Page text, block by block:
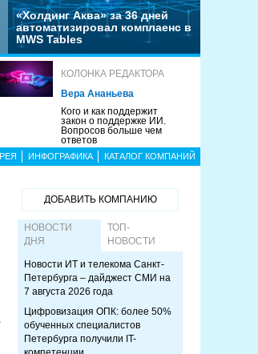
«Холдинг Аква» за 36 дней
автоматизировал комплаенс в
MWS Tables
КОЛОНКА РЕДАКТОРА
Вера Ананьева
Кого и как поддержит
закон о поддержке ИИ.
Вопросов больше чем
ответов
ИНФОГРАФИКА КАТАЛОГ КОМПАНИЙ
ДОБАВИТЬ КОМПАНИЮ
НОВОСТИ
ДНЯ
ТОП-
НОВОСТИ
Новости ИТ и телекома Санкт-
Петербурга – дайджест СМИ на
7 августа 2026 года
Цифровизация ОПК: более 50%
обученных специалистов
Петербурга получили IT-